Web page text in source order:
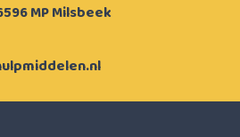
MP Milsbeek